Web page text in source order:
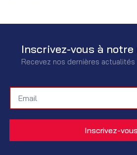
Inscrivez-vous à
Recevez nos dernières actualités